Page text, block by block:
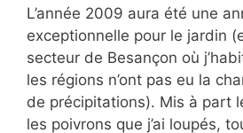
L’année 2009 aura été une
exceptionnelle pour le jardin
secteur de Besançon où
les régions n’ont pas eu la
de précipitations). Mis à part
les poivrons que j’ai loupés,